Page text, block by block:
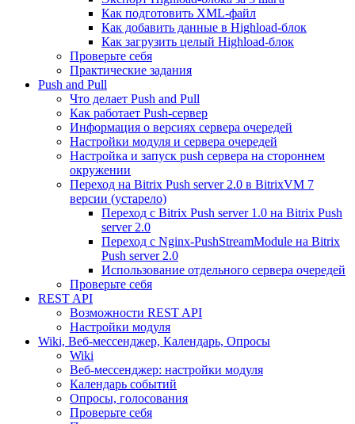
Как подготовить XML-файл
Как добавить данные в Highload-блок
Как загрузить целый Highload-блок
Проверьте себя
Практические задания
Push and Pull
Что делает Push and Pull
Как работает Push-сервер
Информация о версиях сервера очередей
Настройки модуля и сервера очередей
Настройка и запуск push сервера на стороннем
окружении
Переход на Bitrix Push server 2.0 в BitrixVM 7
версии (устарело)
Переход с Bitrix Push server 1.0 на Bitrix Push
server 2.0
Переход с Nginx-PushStreamModule на Bitrix
Push server 2.0
Использование отдельного сервера очередей
Проверьте себя
REST API
Возможности REST API
Настройки модуля
Wiki, Веб-мессенджер, Календарь, Опросы
Wiki
Веб-мессенджер: настройки модуля
Календарь событий
Опросы, голосования
Проверьте себя